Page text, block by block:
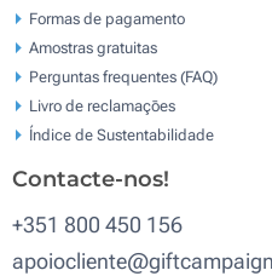
Formas de pagamento
Amostras gratuitas
Perguntas frequentes (FAQ)
Livro de reclamaçōes
Índice de Sustentabilidade
Contacte-nos!
+351 800 450 156